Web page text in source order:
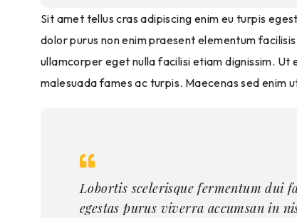
Sit amet tellus cras adipiscing enim eu turpis
dolor purus non enim praesent elementum
ullamcorper eget nulla facilisi etiam dignissim.
malesuada fames ac turpis. Maecenas sed enim
Lobortis scelerisque fermentum dui
egestas purus viverra accumsan in